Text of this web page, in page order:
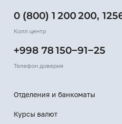
0 (800) 1 200 200,
Колл центр
+998 78 150−91−25
Телефон доверия
Отделения и банкоматы
Курсы валют